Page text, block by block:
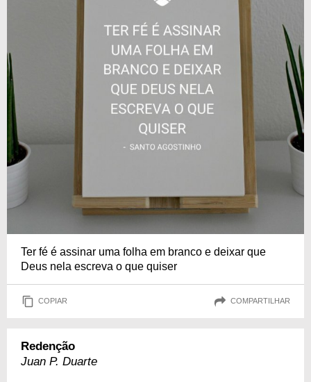
Ter fé é assinar uma folha em branco e deixar que
Deus nela escreva o que quiser
COPIAR COMPARTILHAR
Redenção
Juan P. Duarte